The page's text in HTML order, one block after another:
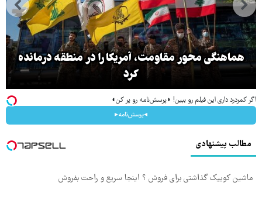
هماهنگی محور مقاومت، آمریکا را در منطقه درمانده
کرد
اگر کمردرد داری این فیلم رو ببین! ◗پرسش‌نامه رو پر کن◖
◂پرسش‌نامه▸
مطالب پیشنهادی
ماشین کوییک گذاشتی برای فروش ؟ اینجا سریع و راحت بفروش